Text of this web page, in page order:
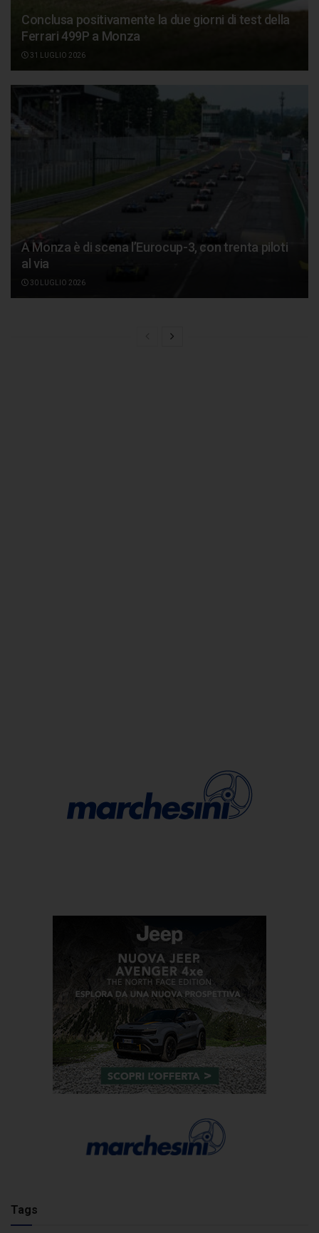
Conclusa positivamente la due giorni di test della
Ferrari 499P a Monza
31 LUGLIO 2026
A Monza è di scena l’Eurocup-3, con trenta piloti
al via
30 LUGLIO 2026
Tags